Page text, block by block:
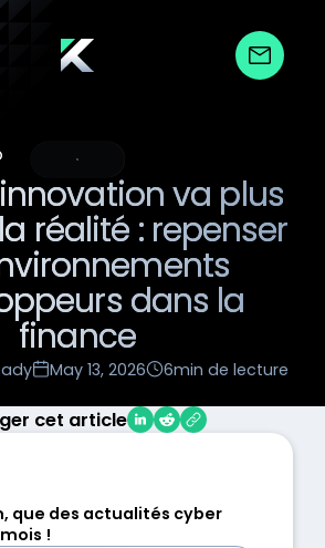
Insight
va plus
réalité : repenser
dans la
finance
May 13, 2026 6min de lecture
cet article
que des actualités cyber
!